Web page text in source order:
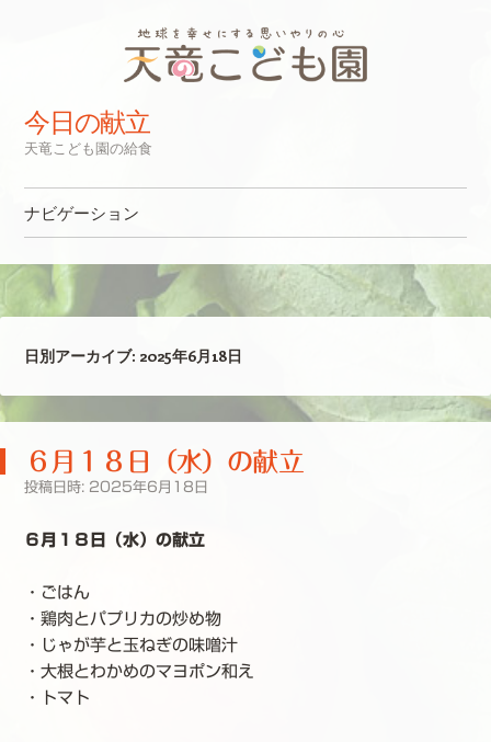
今日の献立
天竜こども園の給食
ナビゲーション
日別アーカイブ: 2025年6月18日
６月１８日（水）の献立
投稿日時: 2025年6月18日
６月１８日（水）の献立
・ごはん
・鶏肉とパプリカの炒め物
・じゃが芋と玉ねぎの味噌汁
・大根とわかめのマヨポン和え
・トマト